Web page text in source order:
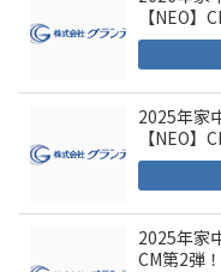
【NEO】
2025年家
【NEO】
2025年家
CM第2弾